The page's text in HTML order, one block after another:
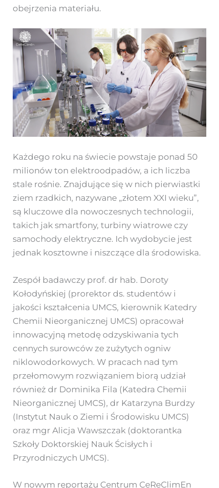
obejrzenia materiału.
Każdego roku na świecie powstaje ponad 50
milionów ton elektroodpadów, a ich liczba
stale rośnie. Znajdujące się w nich pierwiastki
ziem rzadkich, nazywane „złotem XXI wieku”,
są kluczowe dla nowoczesnych technologii,
takich jak smartfony, turbiny wiatrowe czy
samochody elektryczne. Ich wydobycie jest
jednak kosztowne i niszczące dla środowiska.
Zespół badawczy prof. dr hab. Doroty
Kołodyńskiej (prorektor ds. studentów i
jakości kształcenia UMCS, kierownik Katedry
Chemii Nieorganicznej UMCS) opracował
innowacyjną metodę odzyskiwania tych
cennych surowców ze zużytych ogniw
niklowodorkowych. W pracach nad tym
przełomowym rozwiązaniem biorą udział
również dr Dominika Fila (Katedra Chemii
Nieorganicznej UMCS), dr Katarzyna Burdzy
(Instytut Nauk o Ziemi i Środowisku UMCS)
oraz mgr Alicja Wawszczak (doktorantka
Szkoły Doktorskiej Nauk Ścisłych i
Przyrodniczych UMCS).
W nowym reportażu Centrum CeReClimEn